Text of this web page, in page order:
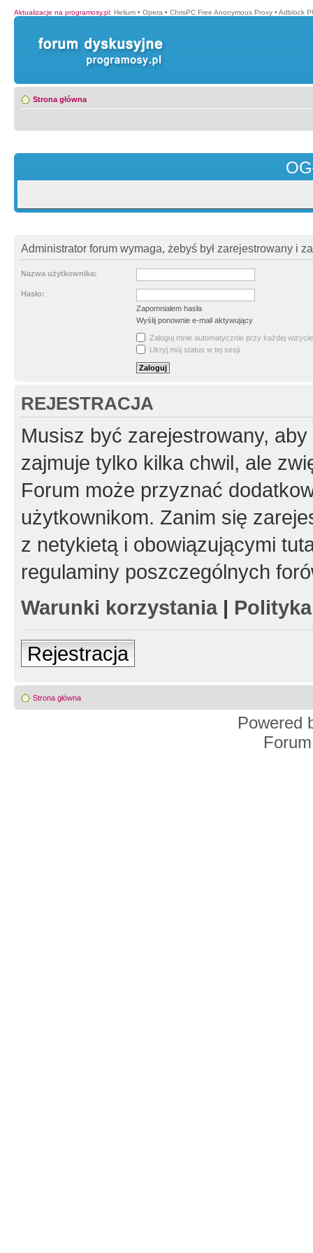
Aktualizacje na programosy.pl: Helium • Opera • ChrisPC Free Anonymous Proxy • Adblock
Strona główna
Administrator forum wymaga, żebyś był zarejestrowany i
Nazwa użytkownika:
Hasło:
Zapomniałem hasła
Wyślij ponownie e-mail aktywujący
Zaloguj mnie automatycznie przy każdej wizycie
Ukryj mój status w tej sesji
REJESTRACJA
Musisz być zarejestrowany,
zajmuje tylko kilka chwil, ale
Forum może przyznać
użytkownikom. Zanim się
z netykietą i obowiązującymi
regulaminy poszczególnych
Warunki korzystania|
Rejestracja
Strona główna
Powered